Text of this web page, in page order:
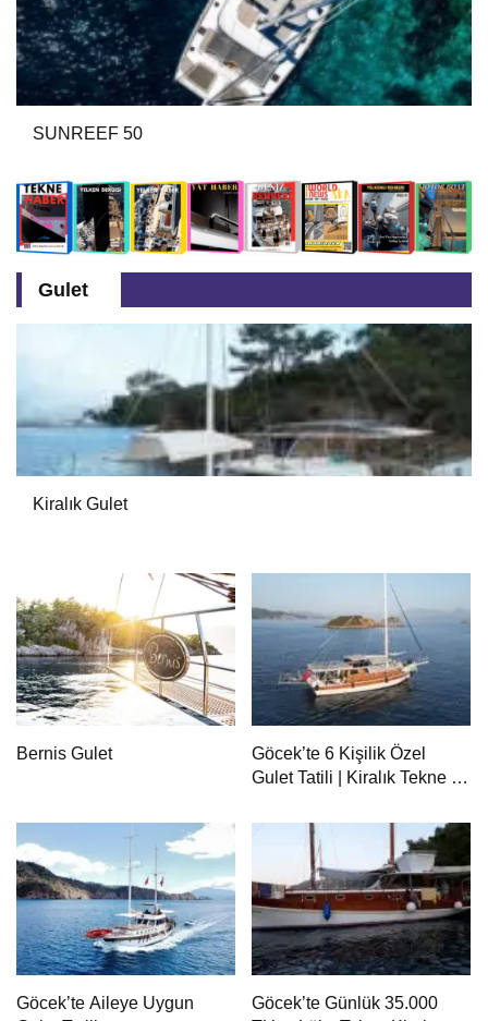
SUNREEF 50
Gulet
Kiralık Gulet
Bernis Gulet
Göcek’te 6 Kişilik Özel
Gulet Tatili | Kiralık Tekne ile
Göcek’te Aileye Uygun
Göcek’te Günlük 35.000